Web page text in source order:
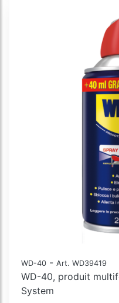
WD-40 - Art. WD39419
WD-40, produit
System